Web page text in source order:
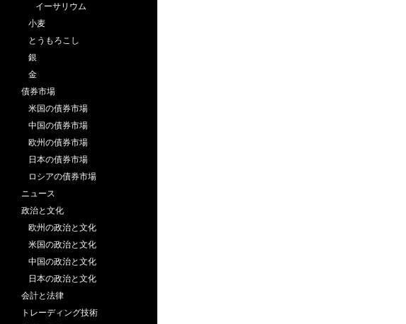
イーサリウム
小麦
とうもろこし
銀
金
債券市場
米国の債券市場
中国の債券市場
欧州の債券市場
日本の債券市場
ロシアの債券市場
ニュース
政治と文化
欧州の政治と文化
米国の政治と文化
中国の政治と文化
日本の政治と文化
会計と法律
トレーディング技術